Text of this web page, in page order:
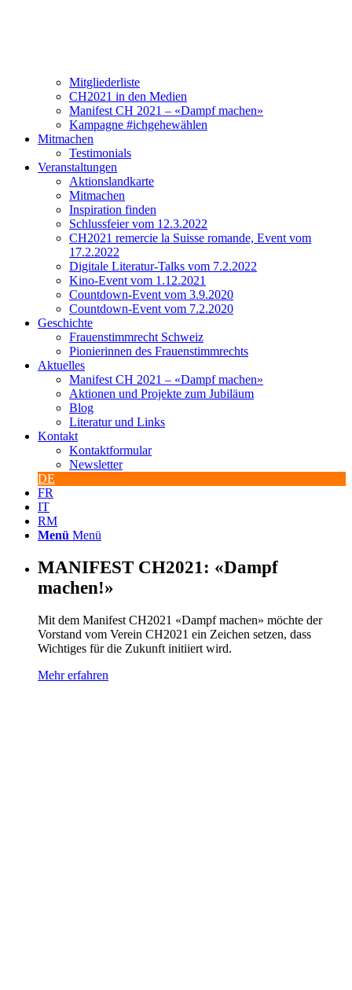
Mitgliederliste
CH2021 in den Medien
Manifest CH 2021 – «Dampf machen»
Kampagne #ichgehewählen
Mitmachen
Testimonials
Veranstaltungen
Aktionslandkarte
Mitmachen
Inspiration finden
Schlussfeier vom 12.3.2022
CH2021 remercie la Suisse romande, Event vom
17.2.2022
Digitale Literatur-Talks vom 7.2.2022
Kino-Event vom 1.12.2021
Countdown-Event vom 3.9.2020
Countdown-Event vom 7.2.2020
Geschichte
Frauenstimmrecht Schweiz
Pionierinnen des Frauenstimmrechts
Aktuelles
Manifest CH 2021 – «Dampf machen»
Aktionen und Projekte zum Jubiläum
Blog
Literatur und Links
Kontakt
Kontaktformular
Newsletter
DE
FR
IT
RM
Menü Menü
MANIFEST CH2021: «Dampf
machen!»
Mit dem Manifest CH2021 «Dampf machen» möchte der
Vorstand vom Verein CH2021 ein Zeichen setzen, dass
Wichtiges für die Zukunft initiiert wird.
Mehr erfahren